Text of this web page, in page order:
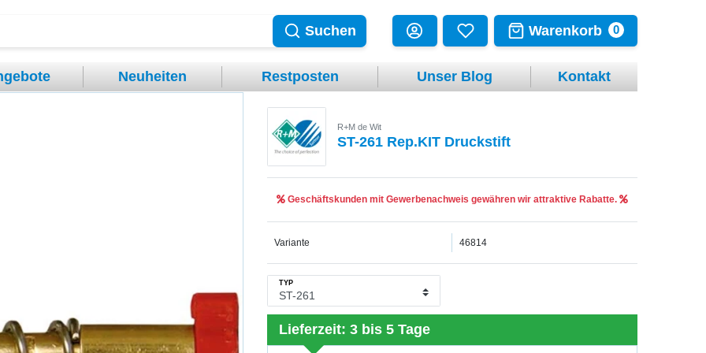
Warenkorb 0
Suchen
Neuheiten Restposten Unser Blog Kontakt
R+M de Wit
ST-261 Rep.KIT Druckstift
Geschäftskunden mit Gewerbenachweis gewähren wir attraktive Rabatte.
Variante 46814
TYP
Lieferzeit: 3 bis 5 Tage